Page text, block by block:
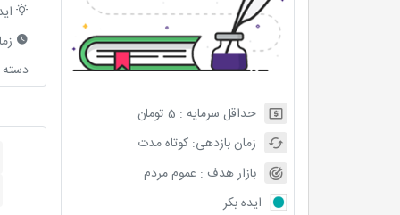
حداقل سرمایه : 5 تومان
زمان بازدهی:کوتاه مدت
بازار هدف : عموم مردم
ایده بکر